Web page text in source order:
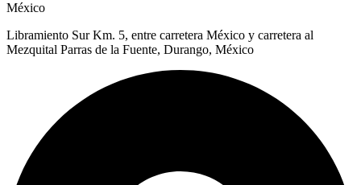
México
Libramiento Sur Km. 5, entre carretera México y carretera al
Mezquital Parras de la Fuente, Durango, México